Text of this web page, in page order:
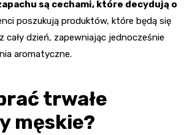
są cechami, które decydują o
poszukują produktów, które będą się
cały dzień, zapewniając jednocześnie
aromatyczne.
trwałe
męskie?